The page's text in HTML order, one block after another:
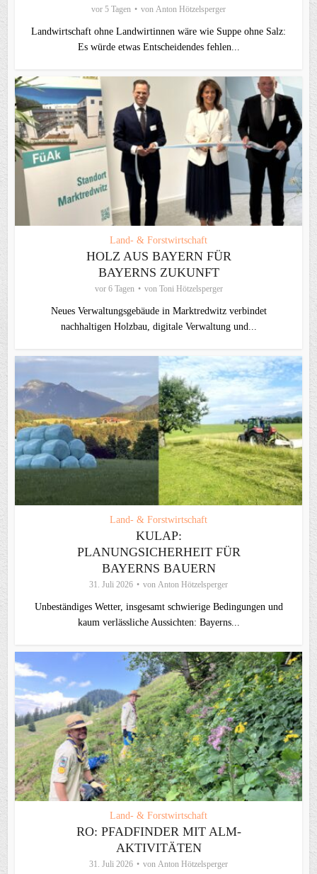
vor 5 Tagen von Anton Hötzelsperger
Landwirtschaft ohne Landwirtinnen wäre wie Suppe ohne Salz:
Es würde etwas Entscheidendes fehlen...
Land- & Forstwirtschaft
HOLZ AUS BAYERN FÜR
BAYERNS ZUKUNFT
vor 6 Tagen von Toni Hötzelsperger
Neues Verwaltungsgebäude in Marktredwitz verbindet
nachhaltigen Holzbau, digitale Verwaltung und...
Land- & Forstwirtschaft
KULAP:
PLANUNGSICHERHEIT FÜR
BAYERNS BAUERN
31. Juli 2026 von Anton Hötzelsperger
Unbeständiges Wetter, insgesamt schwierige Bedingungen und
kaum verlässliche Aussichten: Bayerns...
Land- & Forstwirtschaft
RO: PFADFINDER MIT ALM-
AKTIVITÄTEN
31. Juli 2026 von Anton Hötzelsperger